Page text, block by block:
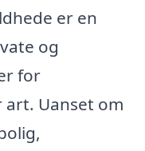
er en
og
for
Uanset om